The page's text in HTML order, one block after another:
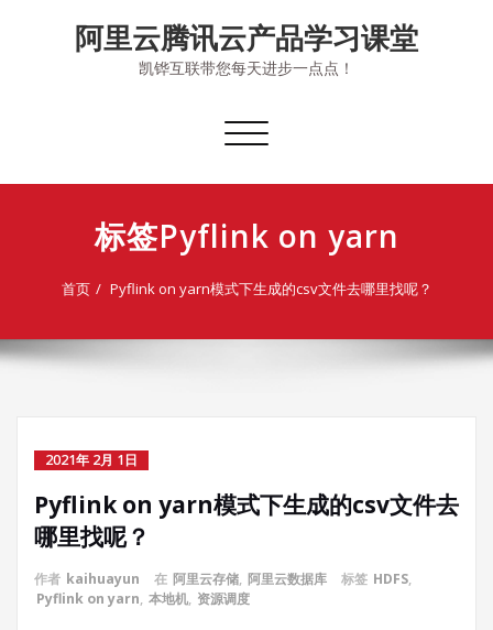
阿里云腾讯云产品学习课堂
凯铧互联带您每天进步一点点！
切
导
标签Pyflink on yarn
首页 Pyflink on yarn模式下生成的csv文件去哪里找呢？
2021年 2月 1日
Pyflink on yarn模式下生成的csv文件去
哪里找呢？
作者 kaihuayun 在 阿里云存储, 阿里云数据库 标签 HDFS,
Pyflink on yarn, 本地机, 资源调度